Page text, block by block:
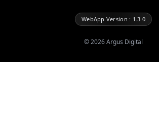
WebApp Version : 1.3.0
©2026Argus Digital